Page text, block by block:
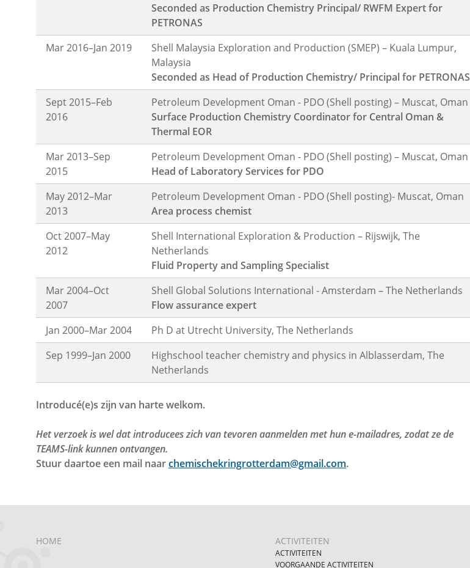
Seconded as Production Chemistry Principal/ RWFM Expert for
PETRONAS
Mar 2016–Jan 2019
Shell Malaysia Exploration and Production (SMEP) – Kuala Lumpur,
Malaysia
Seconded as Head of Production Chemistry/ Principal for PETRONAS
Sept 2015–Feb
2016
Petroleum Development Oman - PDO (Shell posting) – Muscat, Oman
Surface Production Chemistry Coordinator for Central Oman &
Thermal EOR
Mar 2013–Sep
2015
Petroleum Development Oman - PDO (Shell posting) – Muscat, Oman
Head of Laboratory Services for PDO
May 2012–Mar
2013
Petroleum Development Oman - PDO (Shell posting)- Muscat, Oman
Area process chemist
Oct 2007–May
2012
Shell International Exploration & Production – Rijswijk, The
Netherlands
Fluid Property and Sampling Specialist
Mar 2004–Oct
2007
Shell Global Solutions International - Amsterdam – The Netherlands
Flow assurance expert
Jan 2000–Mar 2004
Ph D at Utrecht University, The Netherlands
Sep 1999–Jan 2000
Highschool teacher chemistry and physics in Alblasserdam, The
Netherlands
Introducé(e)s zijn van harte welkom.
Het verzoek is wel dat introducees zich van tevoren aanmelden met hun e-mailadres, zodat ze de
TEAMS-link kunnen ontvangen.
Stuur daartoe een mail naarchemischekringrotterdam@gmail.com.
HOME ACTIVITEITEN
ACTIVITEITEN
VOORGAANDE ACTIVITEITEN